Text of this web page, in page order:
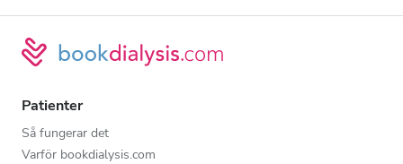
Patienter
Så fungerar det
Varför bookdialysis.com